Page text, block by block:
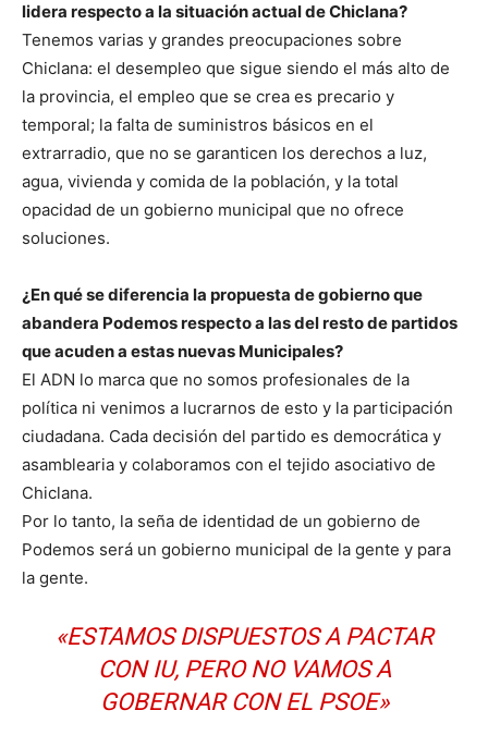
lidera respecto a la situación actual de Chiclana?
Tenemos varias y grandes preocupaciones sobre
Chiclana: el desempleo que sigue siendo el más alto de
la provincia, el empleo que se crea es precario y
temporal; la falta de suministros básicos en el
extrarradio, que no se garanticen los derechos a luz,
agua, vivienda y comida de la población, y la total
opacidad de un gobierno municipal que no ofrece
soluciones.
¿En qué se diferencia la propuesta de gobierno que
abandera Podemos respecto a las del resto de partidos
que acuden a estas nuevas Municipales?
El ADN lo marca que no somos profesionales de la
política ni venimos a lucrarnos de esto y la participación
ciudadana. Cada decisión del partido es democrática y
asamblearia y colaboramos con el tejido asociativo de
Chiclana.
Por lo tanto, la seña de identidad de un gobierno de
Podemos será un gobierno municipal de la gente y para
la gente.
«ESTAMOS DISPUESTOS A PACTAR
CON IU, PERO NO VAMOS A
GOBERNAR CON EL PSOE»